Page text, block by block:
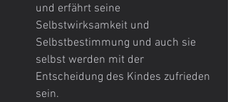
und erfährt seine
Selbstwirksamkeit und
Selbstbestimmung und auch sie
selbst werden mit der
Entscheidung des Kindes zufrieden
sein.